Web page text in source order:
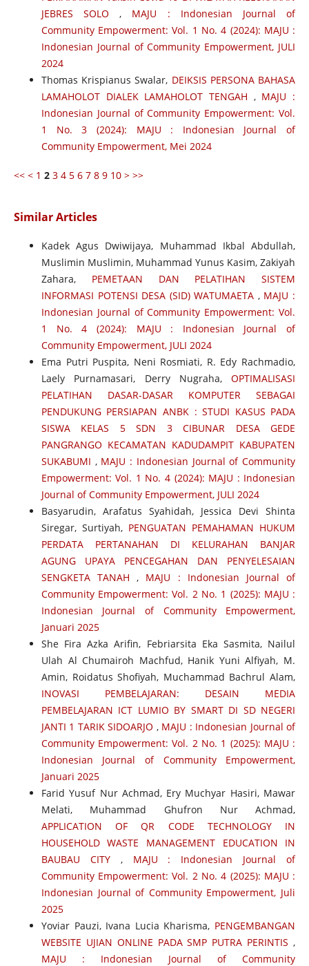
JEBRES SOLO , MAJU : Indonesian Journal of
Community Empowerment: Vol. 1 No. 4 (2024): MAJU :
Indonesian Journal of Community Empowerment, JULI
2024
Thomas Krispianus Swalar, DEIKSIS PERSONA BAHASA
LAMAHOLOT DIALEK LAMAHOLOT TENGAH , MAJU :
Indonesian Journal of Community Empowerment: Vol.
1 No. 3 (2024): MAJU : Indonesian Journal of
Community Empowerment, Mei 2024
<< < 1 2 3 4 5 6 7 8 9 10 > >>
Similar Articles
Kadek Agus Dwiwijaya, Muhammad Ikbal Abdullah,
Muslimin Muslimin, Muhammad Yunus Kasim, Zakiyah
Zahara, PEMETAAN DAN PELATIHAN SISTEM
INFORMASI POTENSI DESA (SID) WATUMAETA , MAJU :
Indonesian Journal of Community Empowerment: Vol.
1 No. 4 (2024): MAJU : Indonesian Journal of
Community Empowerment, JULI 2024
Ema Putri Puspita, Neni Rosmiati, R. Edy Rachmadio,
Laely Purnamasari, Derry Nugraha,OPTIMALISASI
PELATIHAN DASAR-DASAR KOMPUTER SEBAGAI
PENDUKUNG PERSIAPAN ANBK : STUDI KASUS PADA
SISWA KELAS 5 SDN 3 CIBUNAR DESA GEDE
PANGRANGO KECAMATAN KADUDAMPIT KABUPATEN
SUKABUMI , MAJU : Indonesian Journal of Community
Empowerment: Vol. 1 No. 4 (2024): MAJU : Indonesian
Journal of Community Empowerment, JULI 2024
Basyarudin, Arafatus Syahidah, Jessica Devi Shinta
Siregar, Surtiyah, PENGUATAN PEMAHAMAN HUKUM
PERDATA PERTANAHAN DI KELURAHAN BANJAR
AGUNG UPAYA PENCEGAHAN DAN PENYELESAIAN
SENGKETA TANAH , MAJU : Indonesian Journal of
Community Empowerment: Vol. 2 No. 1 (2025): MAJU :
Indonesian Journal of Community Empowerment,
Januari 2025
She Fira Azka Arifin, Febriarsita Eka Sasmita, Nailul
Ulah Al Chumairoh Machfud, Hanik Yuni Alfiyah, M.
Amin, Roidatus Shofiyah, Muchammad Bachrul Alam,
INOVASI PEMBELAJARAN: DESAIN MEDIA
PEMBELAJARAN ICT LUMIO BY SMART DI SD NEGERI
JANTI 1 TARIK SIDOARJO , MAJU : Indonesian Journal of
Community Empowerment: Vol. 2 No. 1 (2025): MAJU :
Indonesian Journal of Community Empowerment,
Januari 2025
Farid Yusuf Nur Achmad, Ery Muchyar Hasiri, Mawar
Melati, Muhammad Ghufron Nur Achmad,
APPLICATION OF QR CODE TECHNOLOGY IN
HOUSEHOLD WASTE MANAGEMENT EDUCATION IN
BAUBAU CITY , MAJU : Indonesian Journal of
Community Empowerment: Vol. 2 No. 4 (2025): MAJU :
Indonesian Journal of Community Empowerment, Juli
2025
Yoviar Pauzi, Ivana Lucia Kharisma, PENGEMBANGAN
WEBSITE UJIAN ONLINE PADA SMP PUTRA PERINTIS ,
MAJU : Indonesian Journal of Community